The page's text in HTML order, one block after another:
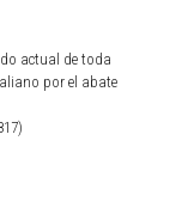
actual de toda
por el abate